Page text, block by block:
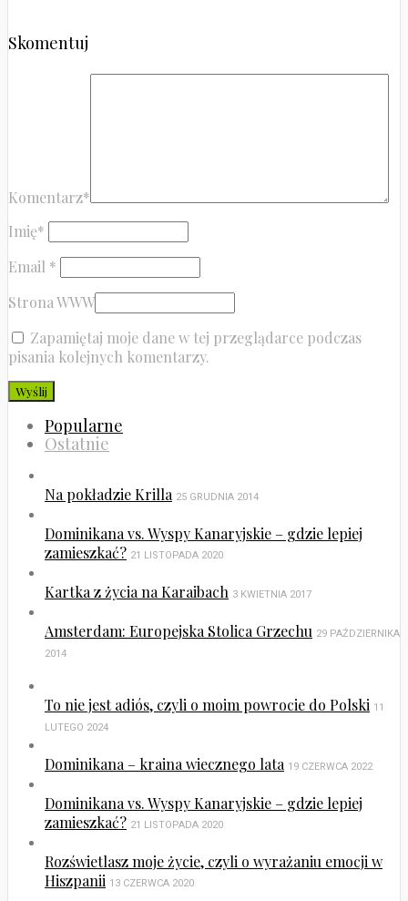
Skomentuj
Komentarz*
Imię*
Email *
Strona WWW
Zapamiętaj moje dane w tej przeglądarce podczas
pisania kolejnych komentarzy.
Popularne
Ostatnie
Na pokładzie Krilla 25 GRUDNIA 2014
Dominikana vs. Wyspy Kanaryjskie – gdzie lepiej
zamieszkać? 21 LISTOPADA 2020
Kartka z życia na Karaibach 3 KWIETNIA 2017
Amsterdam: Europejska Stolica Grzechu 29 PAŹDZIERNIKA
2014
To nie jest adiós, czyli o moim powrocie do Polski 11
LUTEGO 2024
Dominikana – kraina wiecznego lata 19 CZERWCA 2022
Dominikana vs. Wyspy Kanaryjskie – gdzie lepiej
zamieszkać? 21 LISTOPADA 2020
Rozświetlasz moje życie, czyli o wyrażaniu emocji w
Hiszpanii 13 CZERWCA 2020